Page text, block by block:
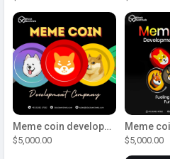
Meme coin development company
$5,000.00 $5,000.00